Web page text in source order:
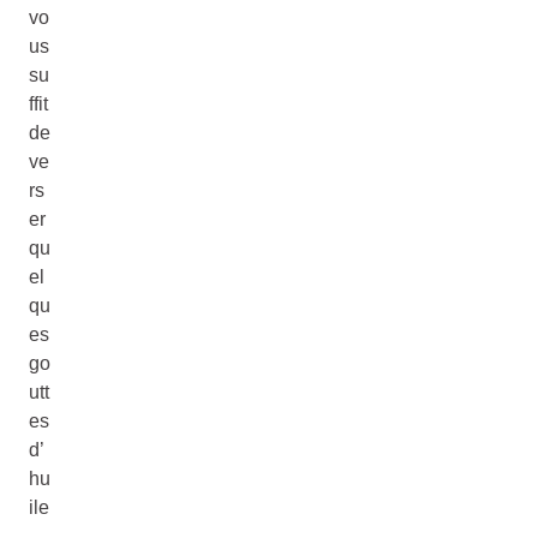
vo
us
su
ffit
de
ve
rs
er
qu
el
qu
es
go
utt
es
d’
hu
ile